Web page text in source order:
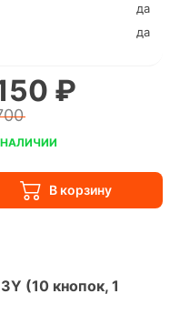
да
да
(10 кнопок, 1
₽